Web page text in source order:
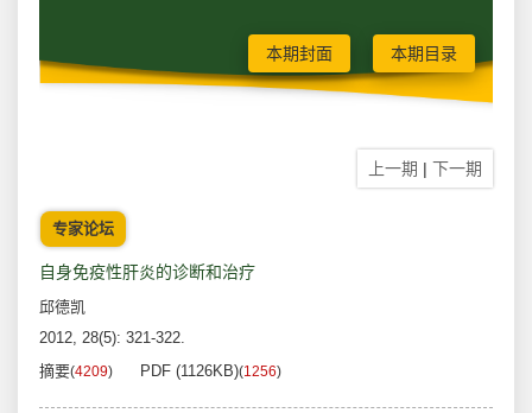
本期封面 本期目录
上一期 | 下一期
专家论坛
自身免疫性肝炎的诊断和治疗
邱德凯
2012, 28(5): 321-322.
摘要(4209) PDF (1126KB)(1256)